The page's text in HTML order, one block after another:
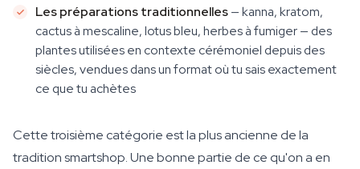
Les préparations traditionnelles— kanna, kratom,
cactus à mescaline, lotus bleu, herbes à fumiger — des
plantes utilisées en contexte cérémoniel depuis des
siècles, vendues dans un format où tu sais exactement
ce que tu achètes
Cette troisième catégorie est la plus ancienne de la
tradition smartshop. Une bonne partie de ce qu'on a en